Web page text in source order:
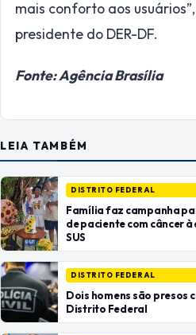
mais conforto aos
presidente do DER-DF.
Fonte: Agência Brasília
LEIA TAMBÉM
DISTRITO FEDERAL
Família faz campanha
de paciente com câncer
SUS
DISTRITO FEDERAL
Dois homens são presos
Distrito Federal